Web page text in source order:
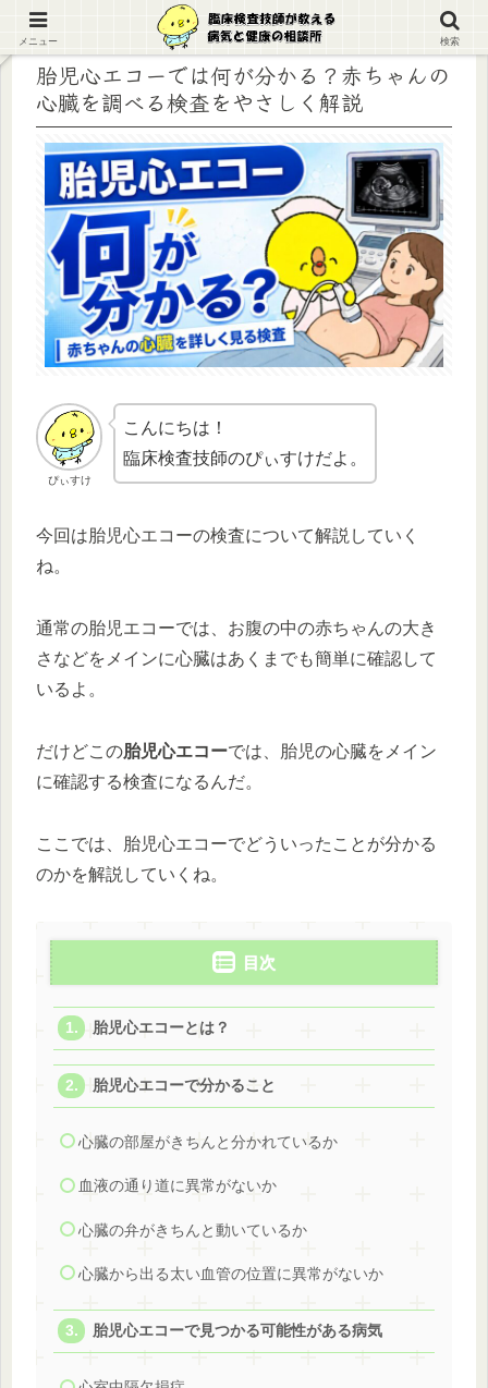
胎児心エコーでは何が分かる？赤ちゃんの
心臓を調べる検査をやさしく解説
ぴぃすけ
こんにちは！
臨床検査技師のぴぃすけだよ。
今回は胎児心エコーの検査について解説していく
ね。
通常の胎児エコーでは、お腹の中の赤ちゃんの大き
さなどをメインに心臓はあくまでも簡単に確認して
いるよ。
だけどこの胎児心エコーでは、胎児の心臓をメイン
に確認する検査になるんだ。
ここでは、胎児心エコーでどういったことが分かる
のかを解説していくね。
目次
胎児心エコーとは？
胎児心エコーで分かること
心臓の部屋がきちんと分かれているか
血液の通り道に異常がないか
心臓の弁がきちんと動いているか
心臓から出る太い血管の位置に異常がないか
胎児心エコーで見つかる可能性がある病気
メニュー 検索